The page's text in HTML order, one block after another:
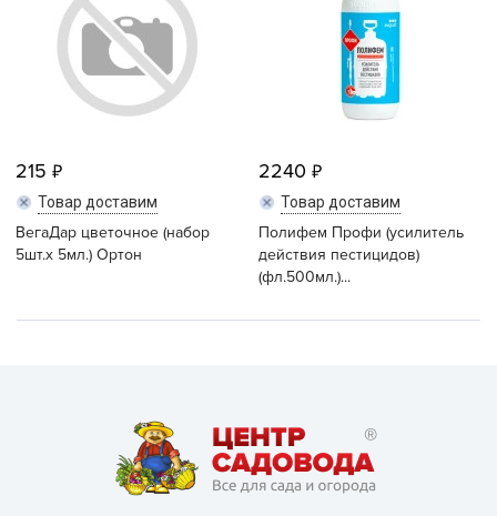
215
Товар доставим
ВегаДар цветочное (набор
5шт.x 5мл.) Ортон
2240
Товар доставим
Полифем Профи (усилитель
действия пестицидов)
(фл.500мл.)...